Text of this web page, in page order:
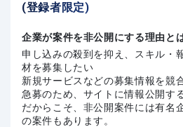
(登録者限定)
企業が案件を非公開にする理由と
申し込みの殺到を抑え、スキル・
材を募集したい
新規サービスなどの募集情報を競
急募のため、サイトに情報公開す
だからこそ、非公開案件には有名
の案件もあります。